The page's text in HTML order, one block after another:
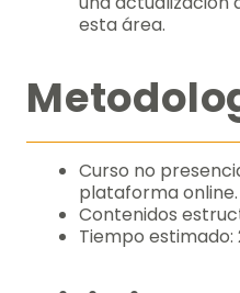
esta área.
Curso no
plataforma online.
Contenidos
Tiempo estimado: